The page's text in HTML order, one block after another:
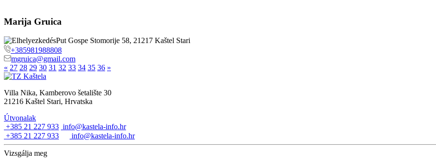
Marija Gruica
Put Gospe Stomorije 58, 21217 Kaštel Stari
+385981988808
mgruica@gmail.com
« 27 28 29 30 31 32 33 34 35 36 »
Villa Nika, Kamberovo šetalište 30
21216 Kaštel Stari, Hrvatska
Útvonalak
+385 21 227 933 info@kastela-info.hr
+385 21 227 933
info@kastela-info.hr
Vizsgálja meg